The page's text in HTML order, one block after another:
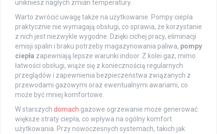
unikniesz nagłych zmian temperatury.
Warto zwrócić uwagę także na użytkowanie. Pompy ciepła
praktycznie nie wymagają obsługi, co sprawia, że korzystanie
z nich jest niezwykle wygodne. Dzięki cichej pracy, eliminacji
emisji spalin i braku potrzeby magazynowania paliwa, pompy
ciepła zapewniają lepsze warunki indoor. Z kolei gaz, mimo
łatwości obsługi, wiąże się z koniecznością regularnych
przeglądów i zapewnienia bezpieczeństwa związanych z
przewodami gazowymi oraz ewentualnymi awariami, co
może być mniej komfortowe.
W starszych domach gazowe ogrzewanie może generować
większe straty ciepła, co wpływa na ogólny komfort
użytkowania. Przy nowoczesnych systemach, takich jak